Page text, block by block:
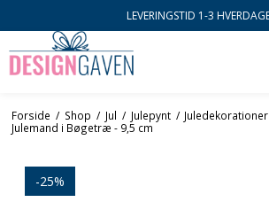
Forside / Shop / Jul / Julepynt / Juledekorationer
Julemand i Bøgetræ - 9,5 cm
-25%